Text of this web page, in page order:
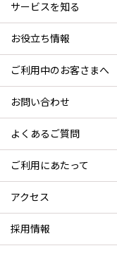
サービスを知る
お役立ち情報
ご利用中のお客さまへ
お問い合わせ
よくあるご質問
ご利用にあたって
アクセス
採用情報